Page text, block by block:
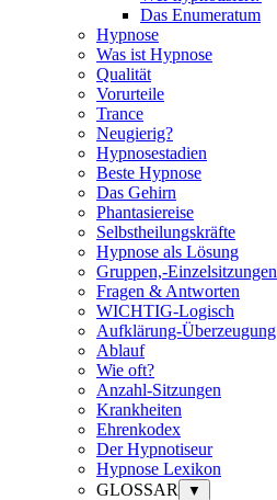
Das Enumeratum
Hypnose
Was ist Hypnose
Qualität
Vorurteile
Trance
Neugierig?
Hypnosestadien
Beste Hypnose
Das Gehirn
Phantasiereise
Selbstheilungskräfte
Hypnose als Lösung
Gruppen,-Einzelsitzungen
Fragen & Antworten
WICHTIG-Logisch
Aufklärung-Überzeugung
Ablauf
Wie oft?
Anzahl-Sitzungen
Krankheiten
Ehrenkodex
Der Hypnotiseur
Hypnose Lexikon
GLOSSAR
▼